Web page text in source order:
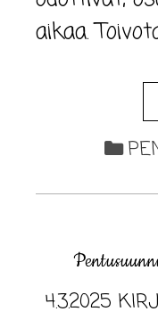
aikaa.
4.3.2025